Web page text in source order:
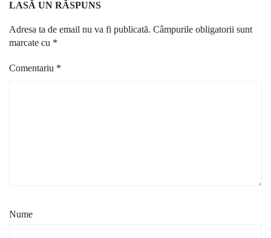
LASĂ UN RĂSPUNS
Adresa ta de email nu va fi publicată. Câmpurile obligatorii sunt
marcate cu *
Comentariu *
Nume